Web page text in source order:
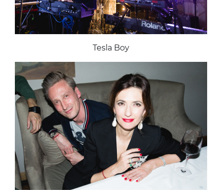
Tesla Boy